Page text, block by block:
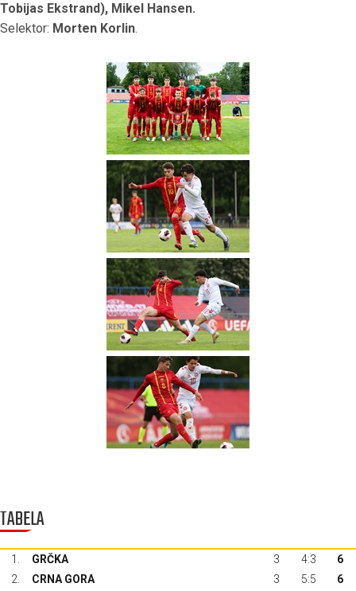
Tobijas Ekstrand), Mikel Hansen.
Selektor: Morten Korlin.
TABELA
1. GRČKA 3 4:3
6
2.
CRNA GORA 3 5:5 6